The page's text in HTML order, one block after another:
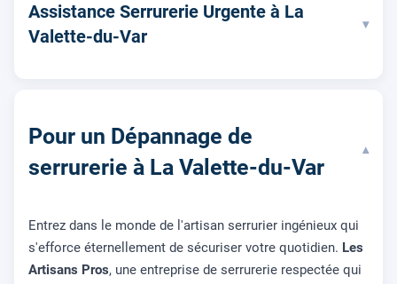
Assistance Serrurerie Urgente à La
Valette-du-Var
▾
Pour un Dépannage de
serrurerie à La Valette-du-Var
▾
Entrez dans le monde de l'artisan serrurier ingénieux qui
s'efforce éternellement de sécuriser votre quotidien. Les
Artisans Pros, une entreprise de serrurerie respectée qui